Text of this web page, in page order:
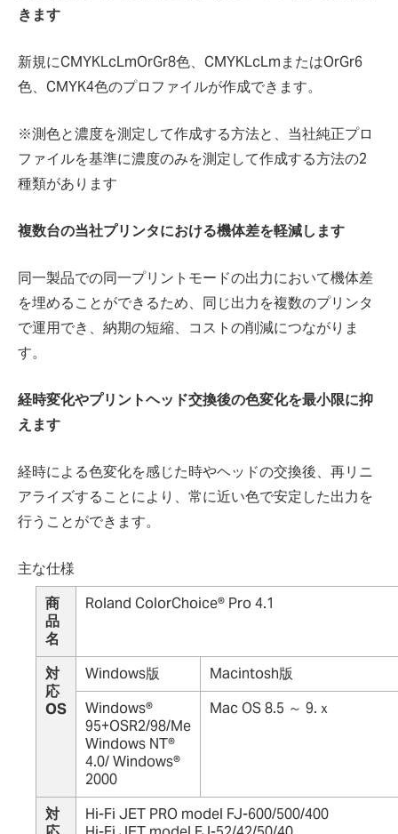
きます
新規にCMYKLcLmOrGr8色、CMYKLcLmまたはOrGr6
色、CMYK4色のプロファイルが作成できます。
※測色と濃度を測定して作成する方法と、当社純正プロ
ファイルを基準に濃度のみを測定して作成する方法の2
種類があります
複数台の当社プリンタにおける機体差を軽減します
同一製品での同一プリントモードの出力において機体差
を埋めることができるため、同じ出力を複数のプリンタ
で運用でき、納期の短縮、コストの削減につながりま
す。
経時変化やプリントヘッド交換後の色変化を最小限に抑
えます
経時による色変化を感じた時やヘッドの交換後、再リニ
アライズすることにより、常に近い色で安定した出力を
行うことができます。
主な仕様
商
品
名
Roland ColorChoice® Pro 4.1
対
応
OS
Windows版
Macintosh版
Windows®
95+OSR2/98/Me
Windows NT®
4.0/ Windows®
2000
Mac OS 8.5 ～ 9.ｘ
対
Hi-Fi JET PRO model FJ-600/500/400